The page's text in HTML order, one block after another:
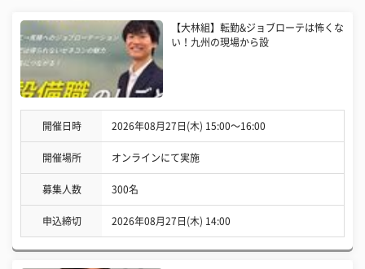
【大林組】転勤&ジョブローテは怖くな
い！九州の現場から設
開催日時 2026年08月27日(木) 15:00〜16:00
開催場所 オンラインにて実施
募集人数 300名
申込締切 2026年08月27日(木) 14:00